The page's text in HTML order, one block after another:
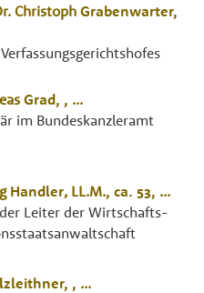
Christoph Grabenwarter,
Grad, , ...
im Bundeskanzleramt
Handler, LL.M., ca. 53, ...
Leiter der Wirtschafts-
, , ...